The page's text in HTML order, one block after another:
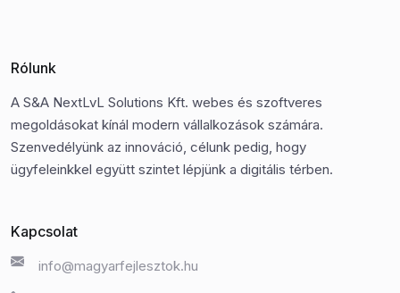
Rólunk
A S&A NextLvL Solutions Kft. webes és szoftveres
megoldásokat kínál modern vállalkozások számára.
Szenvedélyünk az innováció, célunk pedig, hogy
ügyfeleinkkel együtt szintet lépjünk a digitális térben.
Kapcsolat
info@magyarfejlesztok.hu